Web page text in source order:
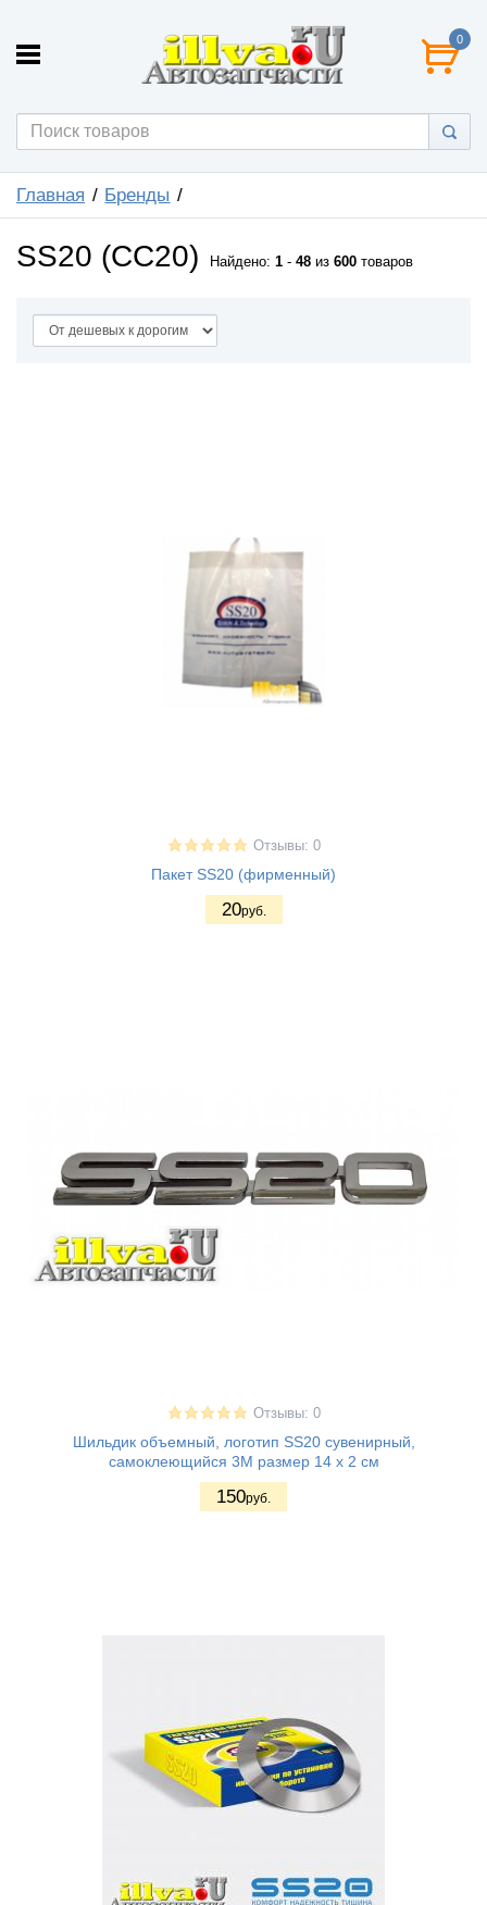
0
Главная Бренды
SS20 (СС20) Найдено: 1 - 48 из 600 товаров
Отзывы: 0
Пакет SS20 (фирменный)
20руб.
Отзывы: 0
Шильдик объемный, логотип SS20 сувенирный,
самоклеющийся 3М размер 14 х 2 см
150руб.